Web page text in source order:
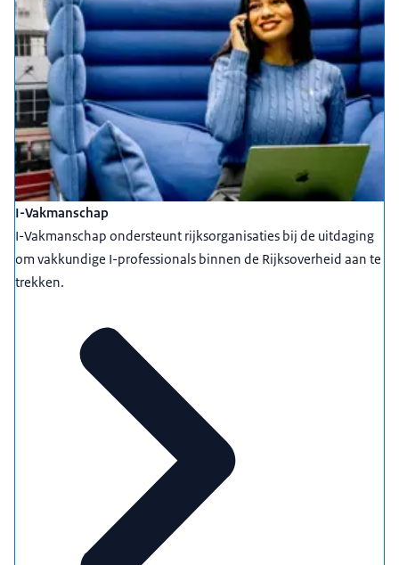
I-Vakmanschap
I-Vakmanschap ondersteunt rijksorganisaties bij de uitdaging
om vakkundige I-professionals binnen de Rijksoverheid aan te
trekken.